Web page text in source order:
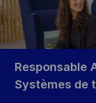
Responsable
Systèmes de